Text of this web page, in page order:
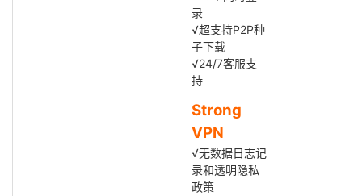
录
√超支持P2P种
子下载
√24/7客服支
持
Strong
VPN
√无数据日志记
录和透明隐私
政策